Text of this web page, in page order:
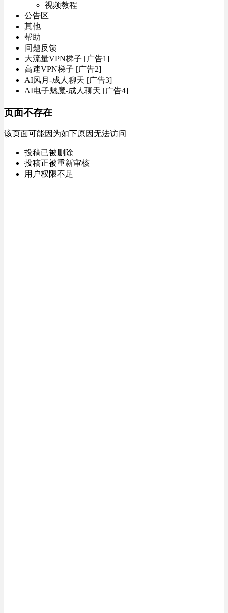
视频教程
公告区
其他
帮助
问题反馈
大流量VPN梯子 [广告1]
高速VPN梯子 [广告2]
AI风月-成人聊天 [广告3]
AI电子魅魔-成人聊天 [广告4]
页面不存在
该页面可能因为如下原因无法访问
投稿已被删除
投稿正被重新审核
用户权限不足